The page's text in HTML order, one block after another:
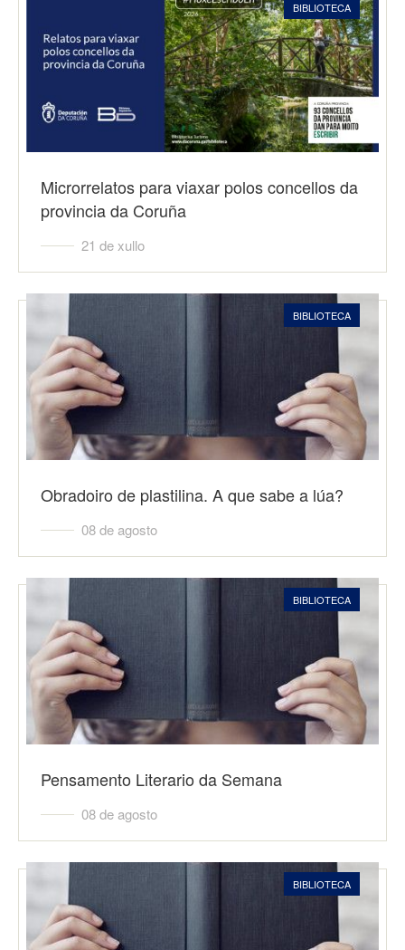
BIBLIOTECA
Microrrelatos para viaxar polos concellos da
provincia da Coruña
21 de xullo
BIBLIOTECA
Obradoiro de plastilina. A que sabe a lúa?
08 de agosto
BIBLIOTECA
Pensamento Literario da Semana
08 de agosto
BIBLIOTECA